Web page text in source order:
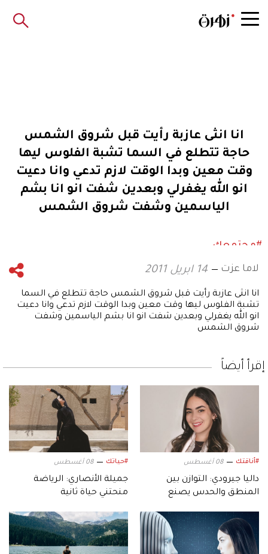
انا انثى عازبة رأيت قبل شروق الشمس
حاجة تتطلع في السما تشبة الفلوس ليها
وقت معين وبدا الوقت لازم تدعي وانا دعيت
انو الله يغفرلي وبعدين شفت انو انا بشم
الياسمين وشفت شروق الشمس
#مجتمعك
لاما عزت 14 ابريل 2011
انا انثى عازبة رأيت قبل شروق الشمس حاجة تتطلع في السما
تشبة الفلوس ليها وقت معين وبدا الوقت لازم تدعي وانا دعيت
انو الله يغفرلي وبعدين شفت انو انا بشم الياسمين وشفت
شروق الشمس
إقرأ أيضاً
#أناقتك 08 أغسطس
داليا جيرودي: التوازن بين
المنطق والحدس يصنع
#حياتك 08 أغسطس
جميلة الأنصاري: الرياضة
منحتني حياة ثانية